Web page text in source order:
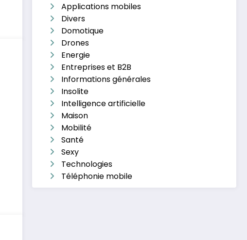
Applications mobiles
Divers
Domotique
Drones
Energie
Entreprises et B2B
Informations générales
Insolite
Intelligence artificielle
Maison
Mobilité
Santé
Sexy
Technologies
Téléphonie mobile